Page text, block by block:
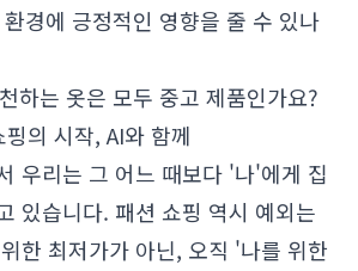
경에 긍정적인 영향을 줄 수 있나
하는 옷은 모두 중고 제품인가요?
의 시작, AI와 함께
우리는 그 어느 때보다 '나'에게 집
있습니다. 패션 쇼핑 역시 예외는
한 최저가가 아닌, 오직 '나를 위한